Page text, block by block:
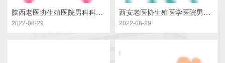
陕西老医协生殖医院男科科普：龟头包皮炎的症状是什么？
2022-08-29
西安老医协生殖医学医院男科科普：包皮水肿需要治疗吗？
2022-08-29